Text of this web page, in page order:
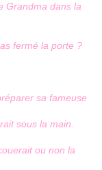
Grandma dans la
fermé la porte ?
sa fameuse
sous la main.
ou non la